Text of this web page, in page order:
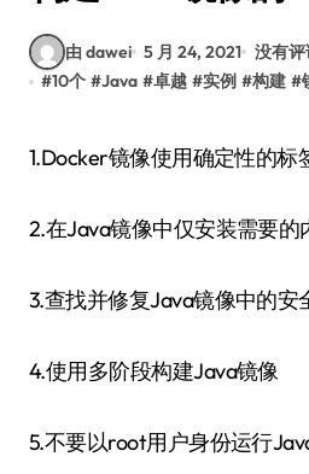
由 dawei 5 月 24, 2021 没有评
#10个 #Java #卓越 #实例 #构建 #
1.Docker镜像使用确定性的标
2.在Java镜像中仅安装需要的
3.查找并修复Java镜像中的安
4.使用多阶段构建Java镜像
5.不要以root用户身份运行